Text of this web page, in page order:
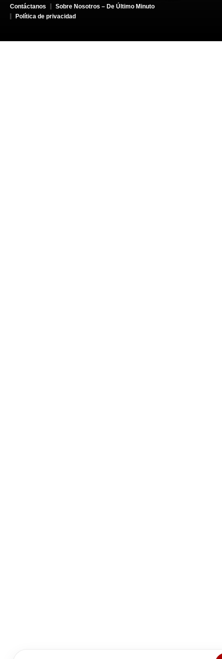
Contáctanos
Sobre Nosotros – De Último Minuto
Política de privacidad